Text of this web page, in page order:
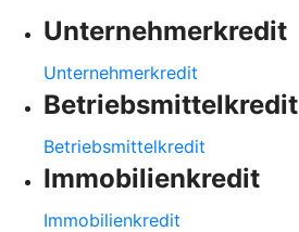
Unternehmerkredit
Unternehmerkredit
Betriebsmittelkredit
Betriebsmittelkredit
Immobilienkredit
Immobilienkredit